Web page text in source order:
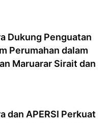
Dukung Penguatan
Perumahan dalam
Maruarar Sirait dan
dan APERSI Perkuat